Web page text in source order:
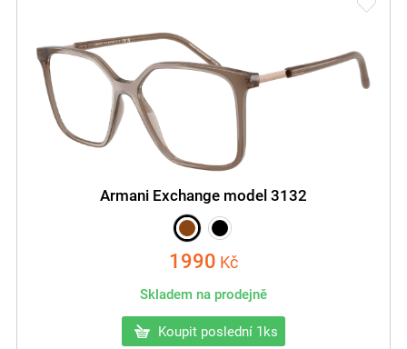
Armani Exchange model 3132
1990 Kč
Skladem na prodejně
Koupit poslední 1ks